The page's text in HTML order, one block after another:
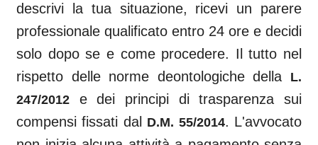
descrivi la tua situazione, ricevi un parere
professionale qualificato entro 24 ore e decidi
solo dopo se e come procedere. Il tutto nel
rispetto delle norme deontologiche della L.
247/2012 e dei principi di trasparenza sui
compensi fissati dal D.M. 55/2014. L'avvocato